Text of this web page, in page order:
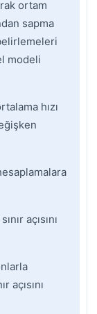
ortam
sapma
modeli
hızı
açısını
açısını